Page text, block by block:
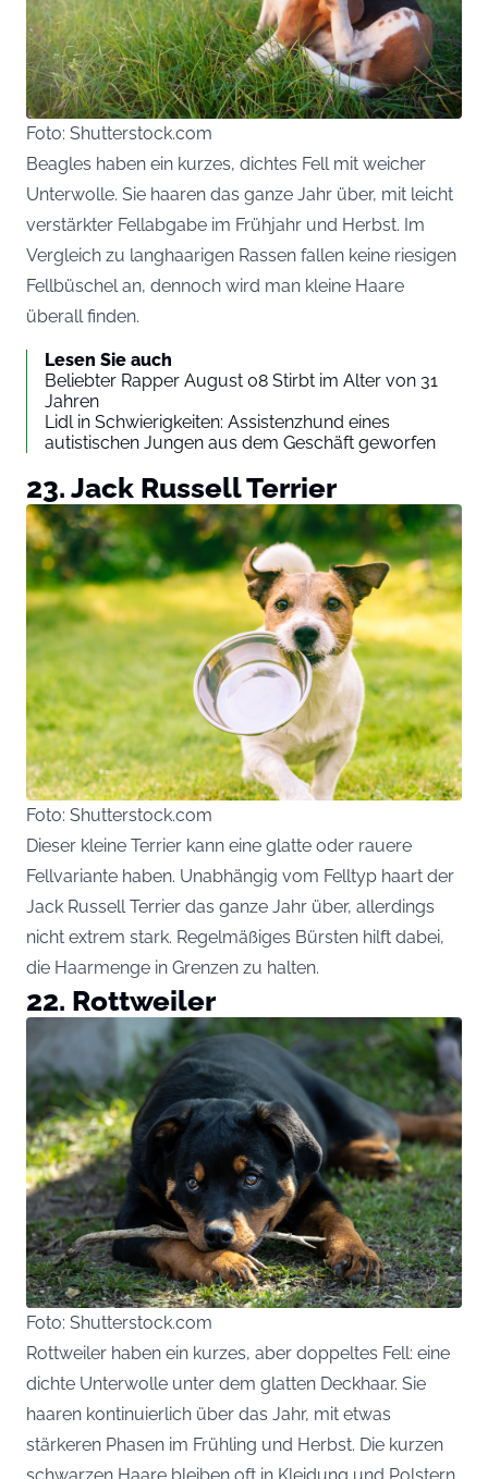
Foto: Shutterstock.com
Beagles haben ein kurzes, dichtes Fell mit weicher
Unterwolle. Sie haaren das ganze Jahr über, mit leicht
verstärkter Fellabgabe im Frühjahr und Herbst. Im
Vergleich zu langhaarigen Rassen fallen keine riesigen
Fellbüschel an, dennoch wird man kleine Haare
überall finden.
Lesen Sie auch
Beliebter Rapper August 08 Stirbt im Alter von 31
Jahren
Lidl in Schwierigkeiten: Assistenzhund eines
autistischen Jungen aus dem Geschäft geworfen
23. Jack Russell Terrier
Foto: Shutterstock.com
Dieser kleine Terrier kann eine glatte oder rauere
Fellvariante haben. Unabhängig vom Felltyp haart der
Jack Russell Terrier das ganze Jahr über, allerdings
nicht extrem stark. Regelmäßiges Bürsten hilft dabei,
die Haarmenge in Grenzen zu halten.
22. Rottweiler
Foto: Shutterstock.com
Rottweiler haben ein kurzes, aber doppeltes Fell: eine
dichte Unterwolle unter dem glatten Deckhaar. Sie
haaren kontinuierlich über das Jahr, mit etwas
stärkeren Phasen im Frühling und Herbst. Die kurzen